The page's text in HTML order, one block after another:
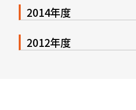
2014年度
2012年度